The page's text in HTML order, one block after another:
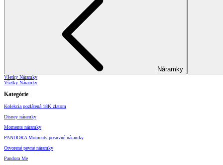
Náramky
Všetky Náramky
Všetky Náramky
Kategórie
Kolekcia pozlátená 18K zlatom
Disney náramky
Moments náramky
PANDORA Moments posuvné náramky
Otvorené pevné náramky
Pandora Me